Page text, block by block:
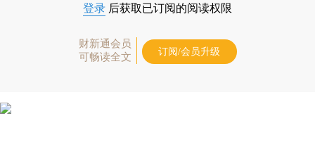
登录 后获取已订阅的阅读权限
财新通会员
可畅读全文
订阅/会员升级